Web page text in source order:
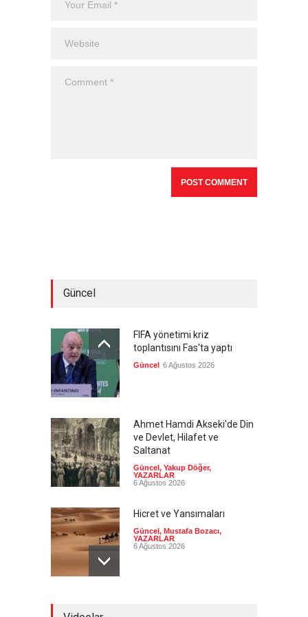
Güncel
FIFA yönetimi kriz
toplantısını Fas'ta yaptı
Güncel 6 Ağustos 2026
Ahmet Hamdi Akseki'de Din
ve Devlet, Hilafet ve
Saltanat
Güncel , Yakup Döğer,
YAZARLAR
6 Ağustos 2026
Hicret ve Yansımaları
Güncel , Mustafa Bozacı,
YAZARLAR
6 Ağustos 2026